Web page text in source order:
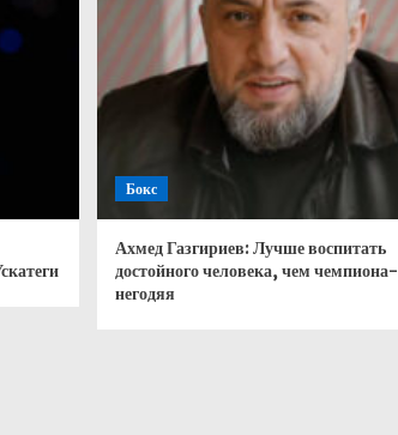
Бокс
Ахмед Газгириев: Лучше воспитать
достойного человека, чем чемпиона-
негодяя